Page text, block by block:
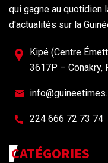
qui gagne au quotidien
d'actualités sur la
Kipé (Centre
3617P – Conakry,
224 666 72 73 74
CATÉGORIES